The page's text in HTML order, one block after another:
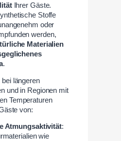
Ihrer Gäste.
Stoffe
oder
werden,
Materialien
.
längeren
und in Regionen mit
Temperaturen
von:
Atmungsaktivität:
wie